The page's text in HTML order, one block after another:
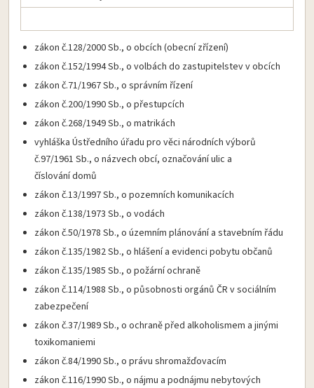
zákon č.128/2000 Sb., o obcích (obecní zřízení)
zákon č.152/1994 Sb., o volbách do zastupitelstev v obcích
zákon č.71/1967 Sb., o správním řízení
zákon č.200/1990 Sb., o přestupcích
zákon č.268/1949 Sb., o matrikách
vyhláška Ústředního úřadu pro věci národních výborů
č.97/1961 Sb., o názvech obcí, označování ulic a
číslování domů
zákon č.13/1997 Sb., o pozemních komunikacích
zákon č.138/1973 Sb., o vodách
zákon č.50/1978 Sb., o územním plánování a stavebním řádu
zákon č.135/1982 Sb., o hlášení a evidenci pobytu občanů
zákon č.135/1985 Sb., o požární ochraně
zákon č.114/1988 Sb., o působnosti orgánů ČR v sociálním
zabezpečení
zákon č.37/1989 Sb., o ochraně před alkoholismem a jinými
toxikomaniemi
zákon č.84/1990 Sb., o právu shromažďovacím
zákon č.116/1990 Sb., o nájmu a podnájmu nebytových